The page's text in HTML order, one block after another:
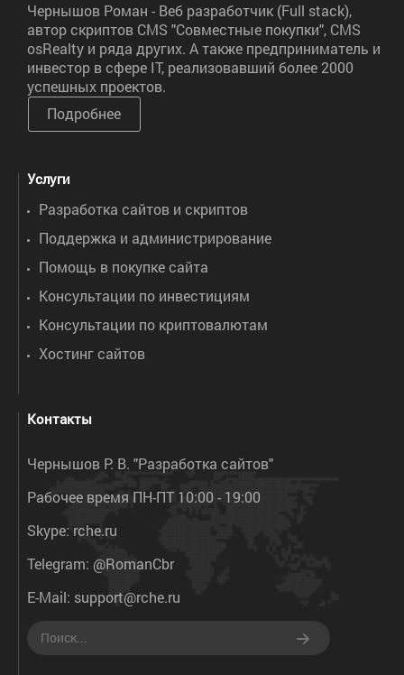
Чернышов Роман - Веб разработчик (Full stack),
автор скриптов CMS "Совместные покупки", CMS
osRealty и ряда других. А также предприниматель и
инвестор в сфере IT, реализовавший более 2000
успешных проектов.
Подробнее
Услуги
Разработка сайтов и скриптов
Поддержка и администрирование
Помощь в покупке сайта
Консультации по инвестициям
Консультации по криптовалютам
Хостинг сайтов
Контакты
Чернышов Р. В. "Разработка сайтов"
Рабочее время ПН-ПТ 10:00 - 19:00
Skype: rche.ru
Telegram: @RomanCbr
E-Mail: support@rche.ru